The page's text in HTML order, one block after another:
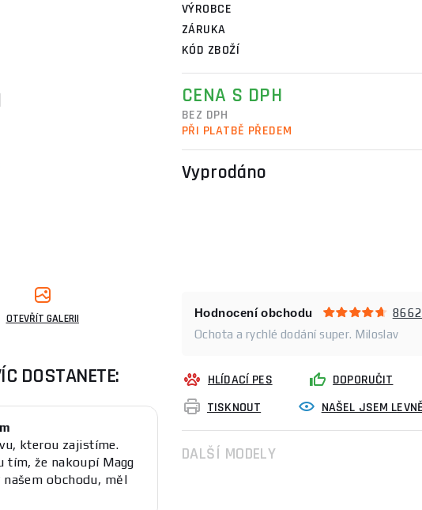
OTEVŘÍT GALERII
DOSTANETE:
kterou zajistíme.
tím, že nakoupí Magg
našem obchodu, měl
VÝROBCE
ZÁRUKA
KÓD ZBOŽÍ
CENA S DPH
BEZ DPH
PŘI PLATBĚ PŘEDEM
Vyprodáno
Hodnocení obchodu
Ochota a rychlé dodání super. Miloslav
HLÍDACÍ PES DOPORUČIT
TISKNOUT
NAŠEL JSEM
DALŠÍ MODELY